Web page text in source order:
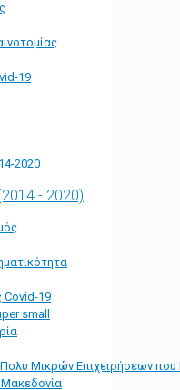
19
2020
- 2020)
Covid-19
Μικρών Επιχειρήσεων
Μακεδονία